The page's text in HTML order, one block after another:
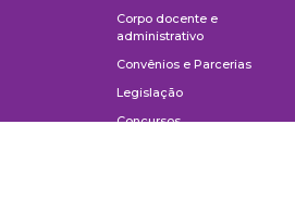
Corpo docente e
administrativo
Convênios e Parcerias
Legislação
Concursos